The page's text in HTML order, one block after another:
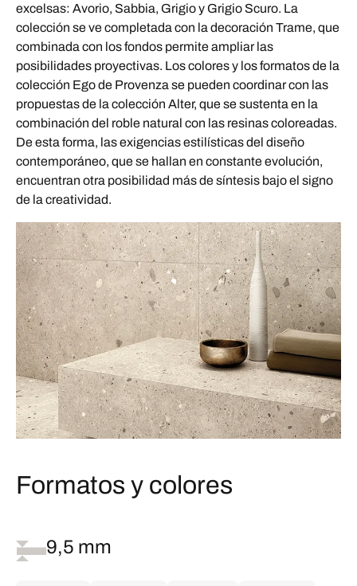
excelsas: Avorio, Sabbia, Grigio y Grigio Scuro. La
colección se ve completada con la decoración Trame, que
combinada con los fondos permite ampliar las
posibilidades proyectivas. Los colores y los formatos de la
colección Ego de Provenza se pueden coordinar con las
propuestas de la colección Alter, que se sustenta en la
combinación del roble natural con las resinas coloreadas.
De esta forma, las exigencias estilísticas del diseño
contemporáneo, que se hallan en constante evolución,
encuentran otra posibilidad más de síntesis bajo el signo
de la creatividad.
Formatos y colores
9,5 mm